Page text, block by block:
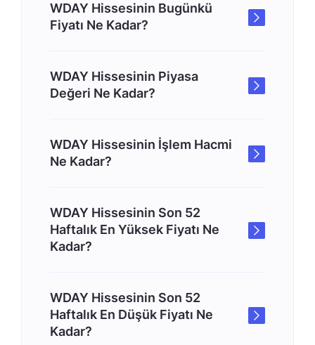
WDAY Hissesinin Bugünkü
Fiyatı Ne Kadar?
WDAY Hissesinin Piyasa
Değeri Ne Kadar?
WDAY Hissesinin İşlem Hacmi
Ne Kadar?
WDAY Hissesinin Son 52
Haftalık En Yüksek Fiyatı Ne
Kadar?
WDAY Hissesinin Son 52
Haftalık En Düşük Fiyatı Ne
Kadar?